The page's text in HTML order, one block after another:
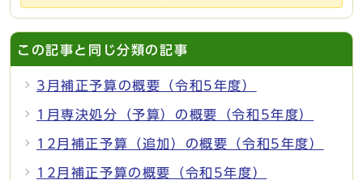
この記事と同じ分類の記事
3月補正予算の概要（令和5年度）
1月専決処分（予算）の概要（令和5年度）
12月補正予算（追加）の概要（令和5年度）
12月補正予算の概要（令和5年度）